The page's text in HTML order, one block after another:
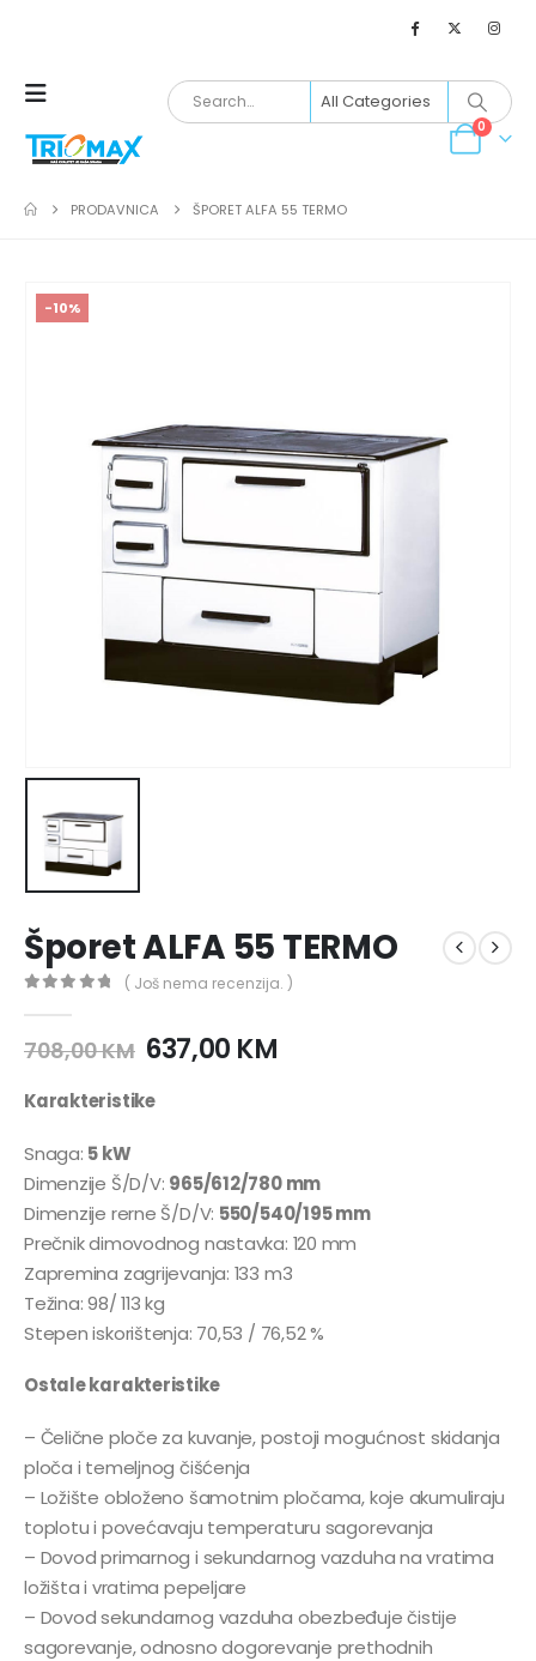
0
PRODAVNICA ŠPORET ALFA 55 TERMO
-10%
Šporet ALFA 55 TERMO
( Još nema recenzija. )
708,00KM 637,00 KM
Karakteristike
Snaga: 5 kW
Dimenzije Š/D/V: 965/612/780 mm
Dimenzije rerne Š/D/V: 550/540/195 mm
Prečnik dimovodnog nastavka: 120 mm
Zapremina zagrijevanja: 133 m3
Težina: 98/ 113 kg
Stepen iskorištenja: 70,53 / 76,52 %
Ostale karakteristike
– Čelične ploče za kuvanje, postoji mogućnost skidanja
ploča i temeljnog čišćenja
– Ložište obloženo šamotnim pločama, koje akumuliraju
toplotu i povećavaju temperaturu sagorevanja
– Dovod primarnog i sekundarnog vazduha na vratima
ložišta i vratima pepeljare
– Dovod sekundarnog vazduha obezbeđuje čistije
sagorevanje, odnosno dogorevanje prethodnih